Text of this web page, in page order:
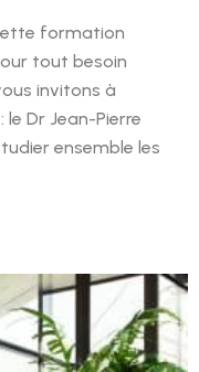
formation
tout besoin
invitons à
Dr Jean-Pierre
ensemble les